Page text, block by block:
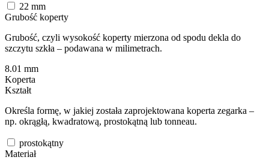
22 mm
Grubość koperty
Grubość, czyli wysokość koperty mierzona od spodu dekla do
szczytu szkła – podawana w milimetrach.
8.01 mm
Koperta
Kształt
Określa formę, w jakiej została zaprojektowana koperta zegarka –
np. okrągłą, kwadratową, prostokątną lub tonneau.
prostokątny
Materiał